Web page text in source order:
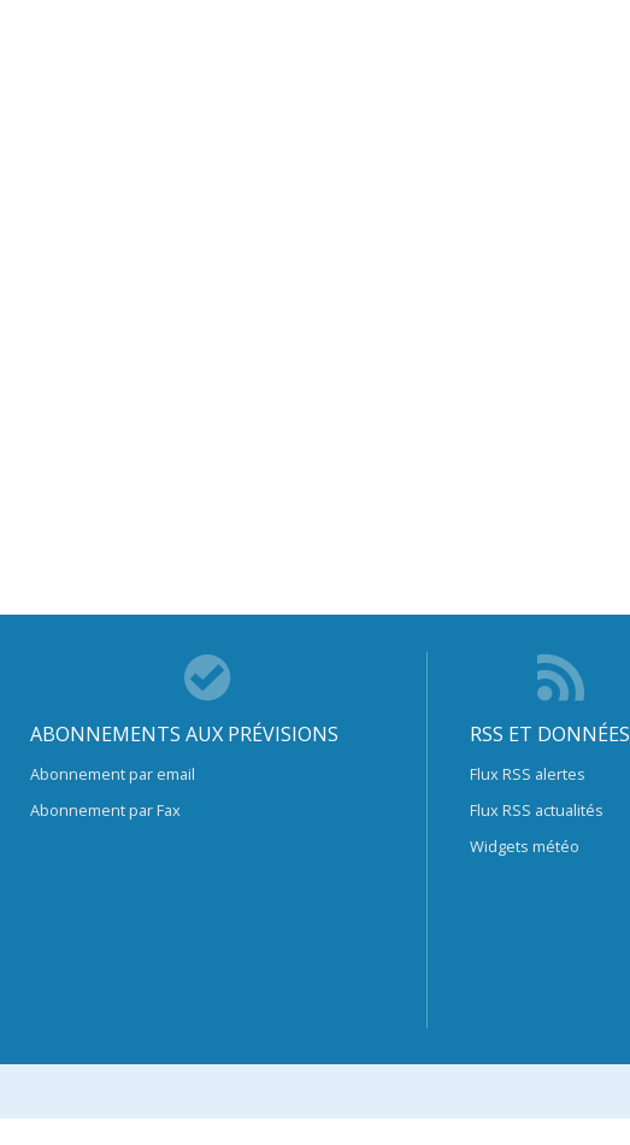
ABONNEMENTS AUX PRÉVISIONS
Abonnement par email
Abonnement par Fax
RSS ET DONNÉES
Flux RSS alertes
Flux RSS actualités
Widgets météo